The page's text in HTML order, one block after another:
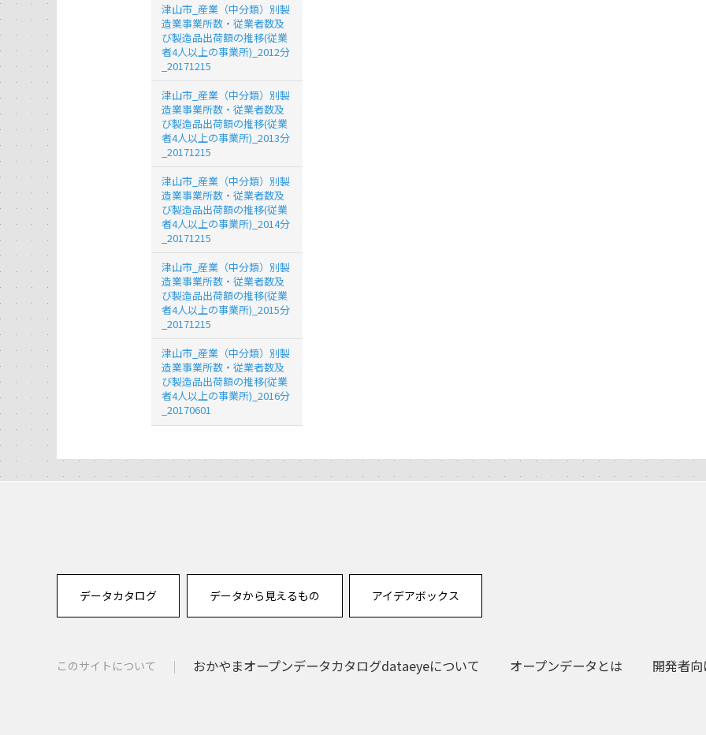
津山市_産業（中分類）別製
造業事業所数・従業者数及
び製造品出荷額の推移(従業
者4人以上の事業所)_2012分
_20171215
津山市_産業（中分類）別製
造業事業所数・従業者数及
び製造品出荷額の推移(従業
者4人以上の事業所)_2013分
_20171215
津山市_産業（中分類）別製
造業事業所数・従業者数及
び製造品出荷額の推移(従業
者4人以上の事業所)_2014分
_20171215
津山市_産業（中分類）別製
造業事業所数・従業者数及
び製造品出荷額の推移(従業
者4人以上の事業所)_2015分
_20171215
津山市_産業（中分類）別製
造業事業所数・従業者数及
び製造品出荷額の推移(従業
者4人以上の事業所)_2016分
_20170601
データカタログ データから見えるもの アイデアボックス
このサイトについて おかやまオープンデータカタログdataeyeについて オープンデータとは 開発者